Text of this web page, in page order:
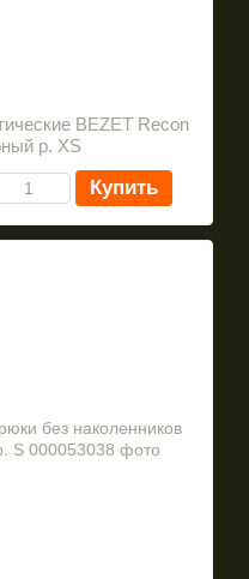
BEZET Recon
р. XS
Купить